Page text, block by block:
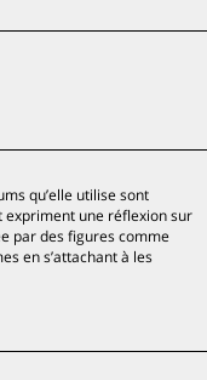
qu’elle utilise sont
expriment une réflexion sur
par des figures comme
en s’attachant à les